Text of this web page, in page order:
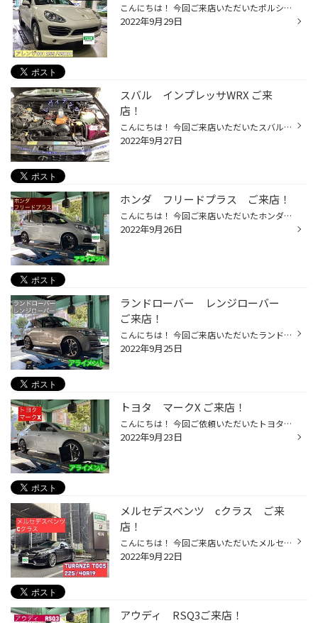
こんにちは！ 今回ご来店いただいたポルシェ カイエンSのタイヤ交換を致しました！ タイヤはALENZA001をお選びいただきました！ サイズは255/55R18です。 タイヤ交換やその他のご相談やご予約もお待ちしております。 タイヤ館目白
2022年9月29日
スバル インプレッサWRX ご来
店！
こんにちは！ 今回ご来店いただいたスバルのインプレッサWRXにレヴィテックの注入作業を致しました！ レヴィテックはお客様に違いを感じていただけており大変満足度の高い商品となっています！ 是非一度お試しいただき違いを感じみてはいかがでしょうか！ タイヤ館目白
2022年9月27日
ホンダ フリードプラス ご来店！
こんにちは！ 今回ご来店いただいたホンダのフリードプラスのアライメント調整を致しました！ アライメント調整だけでなくその他のご相談やご予約もお待ちしております！ タイヤ館目白
2022年9月26日
ランドローバー レンジローバー
ご来店！
こんにちは！ 今回ご来店いただいたランドローバーのレンジローバーのアライメント調整を致しました！ アライメント調整のご相談ご予約お待ちしております！ タイヤ館目白
2022年9月25日
トヨタ マークX ご来店！
こんにちは！ 今回ご依頼いただいたトヨタのマークXのアライメント調整致しました！ アライメント調整で燃費改善やタイヤの摩耗を抑制される効果も期待されますので是非！ ご相談ご予約お待ちしております！ タイヤ館目白
2022年9月23日
メルセデスベンツ cクラス ご来
店！
こんにちは！ 今回ご来店いただいたメルセデスベンツのC180のタイヤ交換を致しました！ タイヤはTURANZA T005をお選びいただきました♪ サイズは225/40R19です。 タイヤ交換のご相談ご予約でスムーズに作業に入ることができます！ ご相談ご予約お待ちしております！ タイヤ館目白
2022年9月22日
アウディ RSQ3ご来店！